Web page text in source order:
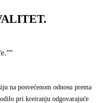
"
na posvećenom odnosu prema
pri kreiranju odgovarajuće